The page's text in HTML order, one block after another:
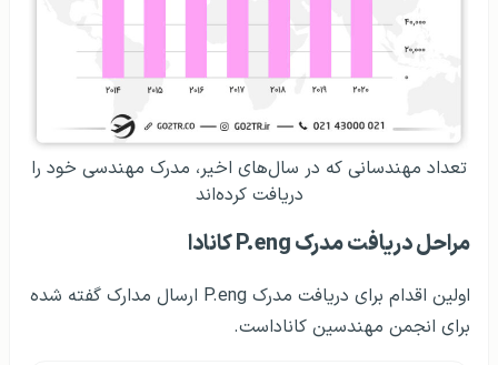
تعداد مهندسانی که در سال‌های اخیر، مدرک مهندسی خود را
دریافت کرده‌اند
مراحل دریافت مدرک P.eng کانادا
اولین اقدام برای دریافت مدرک P.eng ارسال مدارک گفته شده
برای انجمن مهندسین کاناداست.